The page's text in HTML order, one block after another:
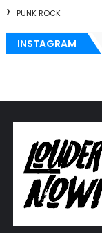
PUNK ROCK
INSTAGRAM